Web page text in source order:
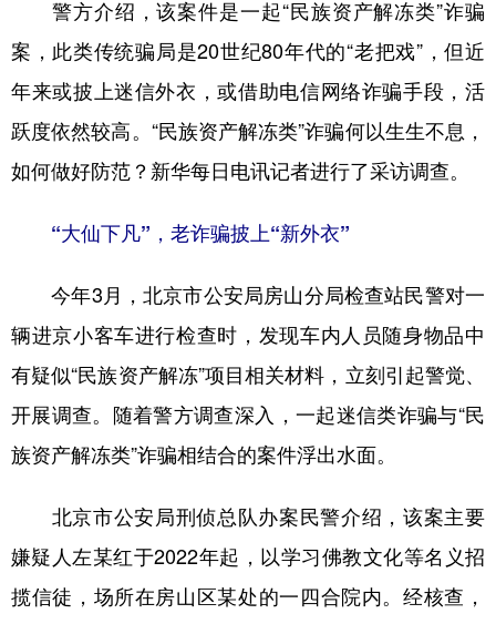
公益 一带一路 亚太网 上市公司
浙江 安徽 福建 江西
山东 河南 湖北 湖南
广东 广西 海南 重庆
新疆 内蒙古 黑龙江
多语种频道
警方介绍，该案件是一起“民族资产解冻类”诈骗
案，此类传统骗局是20世纪80年代的“老把戏”，但近
年来或披上迷信外衣，或借助电信网络诈骗手段，活
跃度依然较高。“民族资产解冻类”诈骗何以生生不息，
如何做好防范？新华每日电讯记者进行了采访调查。
“大仙下凡”，老诈骗披上“新外衣”
今年3月，北京市公安局房山分局检查站民警对一
辆进京小客车进行检查时，发现车内人员随身物品中
有疑似“民族资产解冻”项目相关材料，立刻引起警觉、
开展调查。随着警方调查深入，一起迷信类诈骗与“民
族资产解冻类”诈骗相结合的案件浮出水面。
北京市公安局刑侦总队办案民警介绍，该案主要
嫌疑人左某红于2022年起，以学习佛教文化等名义招
揽信徒，场所在房山区某处的一四合院内。经核查，